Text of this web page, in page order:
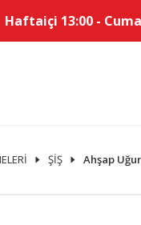
Haftaiçi 13:00 -
ŞİŞ Ahşap